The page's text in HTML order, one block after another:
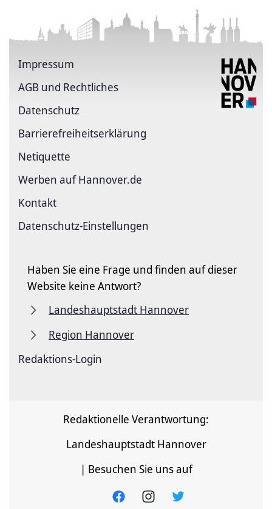
Impressum
AGB und Rechtliches
Datenschutz
Barriere­freiheits­erklärung
Netiquette
Werben auf Hannover.de
Kontakt
Datenschutz-Einstellungen
Haben Sie eine Frage und finden auf dieser
Website keine Antwort?
Landeshauptstadt Hannover
Region Hannover
Redaktions-Login
Redaktionelle Verantwortung:
Landeshauptstadt Hannover
| Besuchen Sie uns auf